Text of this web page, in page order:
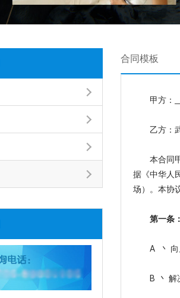
合同模板
甲方：
乙方：武
本合同甲
据《中华人
场）。本协
第一条：
A 丶 向
B 丶 解决